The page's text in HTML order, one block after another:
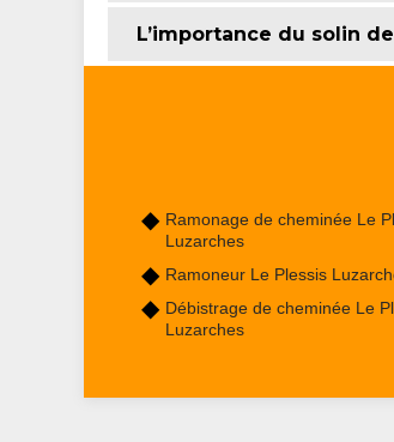
L’importance du solin
Ramonage de cheminée Le
Luzarches
Ramoneur Le Plessis
Débistrage de cheminée Le
Luzarches